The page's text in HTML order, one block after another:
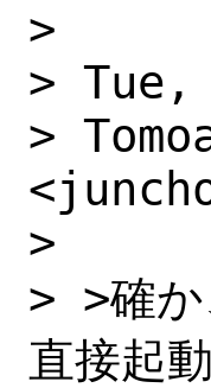
>
> Tue,
>
>
> >確
直接起